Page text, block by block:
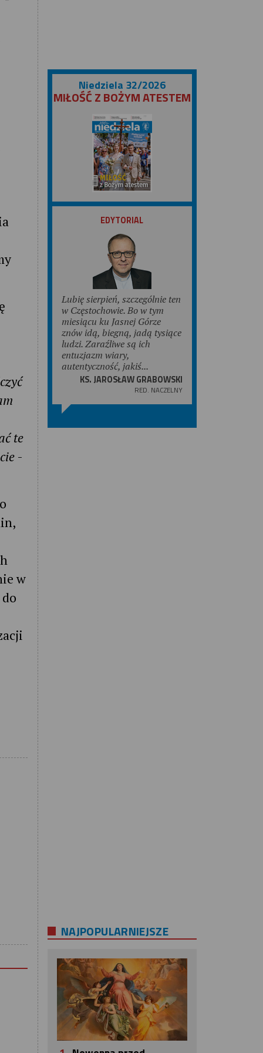
te
-
w
Niedziela 32/2026
MIŁOŚĆ Z BOŻYM ATESTEM
ZOBACZ
EDYTORIAL
Lubię sierpień, szczególnie ten
w Częstochowie. Bo w tym
miesiącu ku Jasnej Górze
znów idą, biegną, jadą tysiące
ludzi. Zaraźliwe są ich
entuzjazm wiary,
autentyczność, jakiś...
KS. JAROSŁAW GRABOWSKI
RED. NACZELNY
NAJPOPULARNIEJSZE